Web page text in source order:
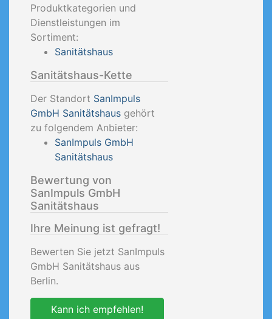
Produktkategorien und
Dienstleistungen im
Sortiment:
Sanitätshaus
Sanitätshaus-Kette
Der Standort SanImpuls
GmbH Sanitätshaus gehört
zu folgendem Anbieter:
SanImpuls GmbH
Sanitätshaus
Bewertung von
SanImpuls GmbH
Sanitätshaus
Ihre Meinung ist gefragt!
Bewerten Sie jetzt SanImpuls
GmbH Sanitätshaus aus
Berlin.
Kann ich empfehlen!